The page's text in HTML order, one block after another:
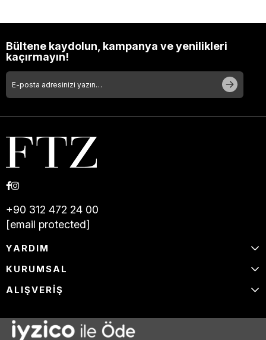
Bültene kaydolun, kampanya ve yenilikleri
kaçırmayın!
+90 312 472 24 00
[email protected]
YARDIM
KURUMSAL
ALIŞVERİŞ